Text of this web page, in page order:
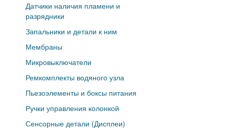
Датчики наличия пламени и
разрядники
Запальники и детали к ним
Мембраны
Микровыключатели
Ремкомплекты водяного узла
Пьезоэлементы и боксы питания
Ручки управления колонкой
Сенсорные детали (Дисплеи)